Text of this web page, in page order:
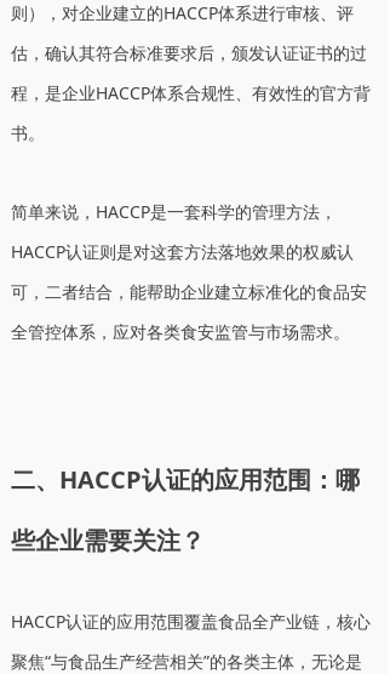
则），对企业建立的HACCP体系进行审核、评
估，确认其符合标准要求后，颁发认证证书的过
程，是企业HACCP体系合规性、有效性的官方背
书。
简单来说，HACCP是一套科学的管理方法，
HACCP认证则是对这套方法落地效果的权威认
可，二者结合，能帮助企业建立标准化的食品安
全管控体系，应对各类食安监管与市场需求。
二、HACCP认证的应用范围：哪
些企业需要关注？
HACCP认证的应用范围覆盖食品全产业链，核心
聚焦“与食品生产经营相关”的各类主体，无论是